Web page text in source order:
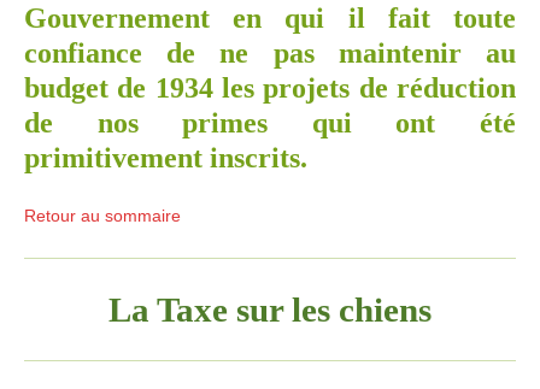
Gouvernement en qui il fait toute
confiance de ne pas maintenir au
budget de 1934 les projets de réduction
de nos primes qui ont été
primitivement inscrits.
Retour au sommaire
La Taxe sur les chiens